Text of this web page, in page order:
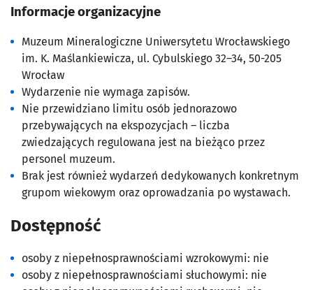
Informacje organizacyjne
Muzeum Mineralogiczne Uniwersytetu Wrocławskiego
im. K. Maślankiewicza, ul. Cybulskiego 32–34, 50-205
Wrocław
Wydarzenie nie wymaga zapisów.
Nie przewidziano limitu osób jednorazowo
przebywających na ekspozycjach – liczba
zwiedzających regulowana jest na bieżąco przez
personel muzeum.
Brak jest również wydarzeń dedykowanych konkretnym
grupom wiekowym oraz oprowadzania po wystawach.
Dostępność
osoby z niepełnosprawnościami wzrokowymi: nie
osoby z niepełnosprawnościami słuchowymi: nie